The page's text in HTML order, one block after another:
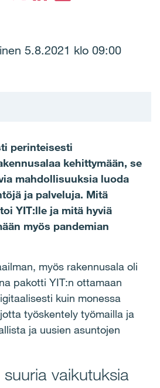
5.8.2021 klo 09:00
perinteisesti
kehittymään, se
mahdollisuuksia luoda
ja palveluja. Mitä
YIT:lle ja mitä hyviä
myös pandemian
myös rakennusala oli
pakotti YIT:n ottamaan
kuin monessa
työskentely työmailla ja
ja uusien asuntojen
suuria vaikutuksia